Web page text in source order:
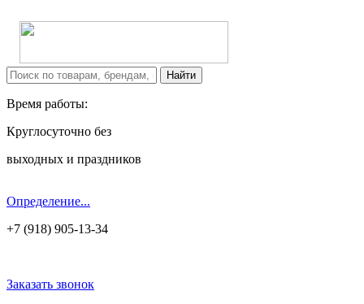
Время работы:
Круглосуточно без
выходных и праздников
Определение...
+7 (918) 905-13-34
Заказать звонок